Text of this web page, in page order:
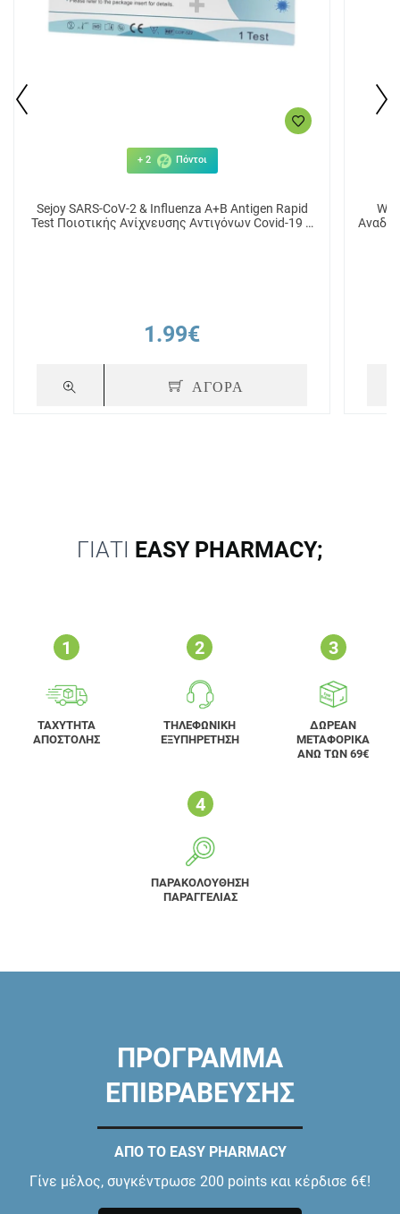
+ 2 Πόντοι
Sejoy SARS-CoV-2 & Influenza A+B Antigen Rapid
Test Ποιοτικής Ανίχνευσης Αντιγόνων Covid-19 &
1.99€
ΑΓΟΡΑ
ΓΙΑΤΙ EASY PHARMACY;
ΤΑΧΥΤΗΤΑ
ΑΠΟΣΤΟΛΗΣ
ΤΗΛΕΦΩΝΙΚΗ
ΕΞΥΠΗΡΕΤΗΣΗ
ΔΩΡΕΑΝ
ΜΕΤΑΦΟΡΙΚΑ
ΑΝΩ ΤΩΝ 69€
ΠΑΡΑΚΟΛΟΥΘΗΣΗ
ΠΑΡΑΓΓΕΛΙΑΣ
ΠΡΟΓΡΑΜΜΑ
ΕΠΙΒΡΑΒΕΥΣΗΣ
ΑΠΟ ΤΟ EASY PHARMACY
Γίνε μέλος, συγκέντρωσε 200 points και κέρδισε 6€!